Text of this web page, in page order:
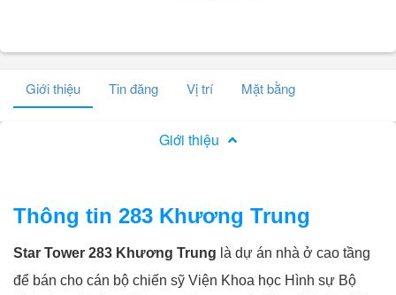
Giới thiệu Tin đăng Vị trí Mặt bằng
Giới thiệu
Thông tin 283 Khương Trung
Star Tower 283 Khương Trung là dự án nhà ở cao tầng
để bán cho cán bộ chiến sỹ Viện Khoa học Hình sự Bộ